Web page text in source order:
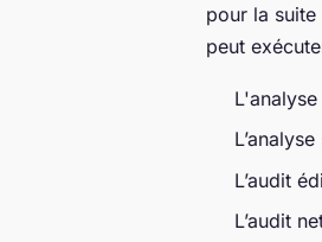
pour la
peut
L’audit
L’audit